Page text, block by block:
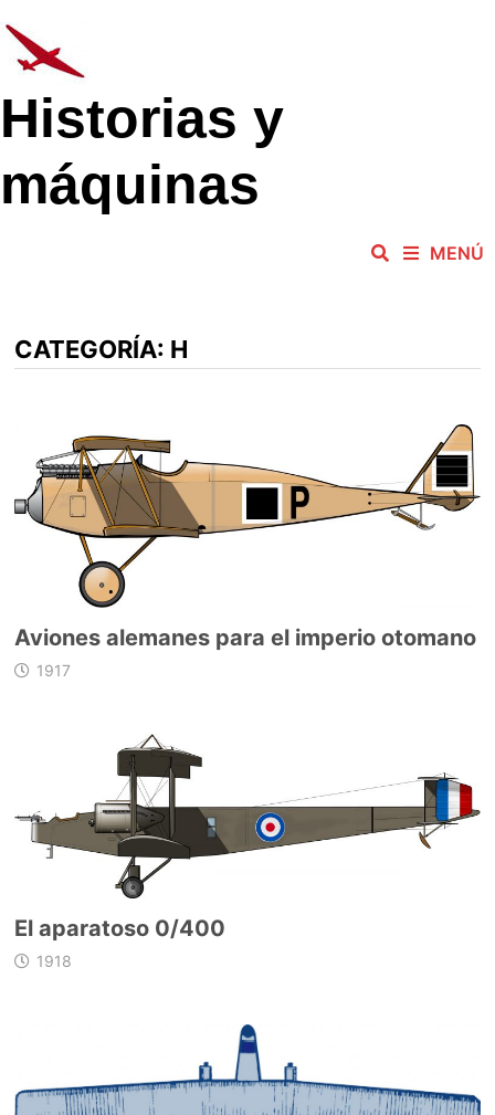
al
contenido
Historias y
máquinas
MENÚ
CATEGORÍA: H
Aviones alemanes para el imperio otomano
1917
El aparatoso 0/400
1918